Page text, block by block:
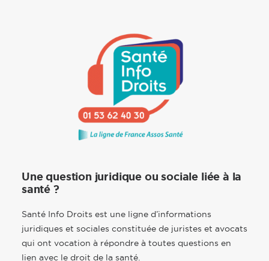
Une question juridique ou sociale liée à la
santé ?
Santé Info Droits est une ligne d’informations
juridiques et sociales constituée de juristes et avocats
qui ont vocation à répondre à toutes questions en
lien avec le droit de la santé.